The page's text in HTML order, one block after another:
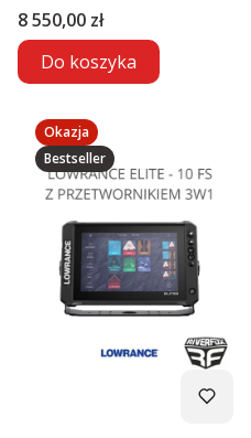
Cena
8 550,00 zł
Do koszyka
Okazja
Bestseller